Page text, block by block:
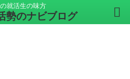
就活生の味方
勢のナビブログ